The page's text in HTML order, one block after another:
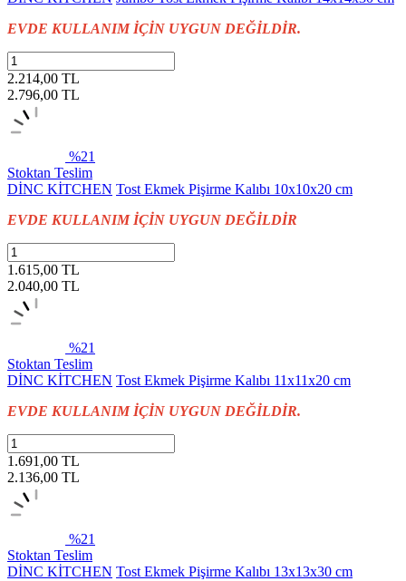
EVDE KULLANIM İÇİN UYGUN DEĞİLDİR.
2.214,00 TL
2.796,00 TL
%21
Stoktan Teslim
DİNC KİTCHEN Tost Ekmek Pişirme Kalıbı 10x10x20 cm
EVDE KULLANIM İÇİN UYGUN DEĞİLDİR
1.615,00 TL
2.040,00 TL
%21
Stoktan Teslim
DİNC KİTCHEN Tost Ekmek Pişirme Kalıbı 11x11x20 cm
EVDE KULLANIM İÇİN UYGUN DEĞİLDİR.
1.691,00 TL
2.136,00 TL
%21
Stoktan Teslim
DİNC KİTCHEN Tost Ekmek Pişirme Kalıbı 13x13x30 cm